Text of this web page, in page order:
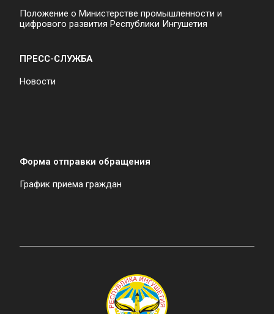
Положение о Министерстве промышленности и
цифрового развития Республики Ингушетия
ПРЕСС-СЛУЖБА
Новости
Форма отправки обращения
График приема граждан